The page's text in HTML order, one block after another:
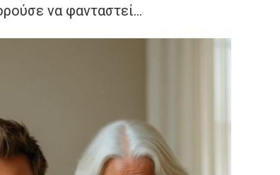
να φανταστεί…